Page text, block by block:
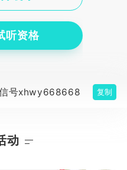
听资格
号xhwy668668 复制
动